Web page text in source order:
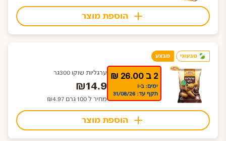
הוספת מוצר
טבעוני מבצע
2 ב 26.00 ₪
ימים: ב-ו
תקף עד: 31/08/26
ערגליות שוקו 300גר
₪14.9
מחיר ל 100 גרם ₪4.97
הוספת מוצר